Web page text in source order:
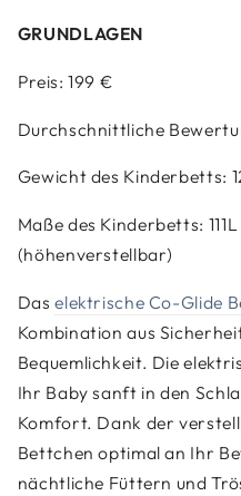
GRUNDLAGEN
Preis: 199 €
Durchschnittliche
Gewicht des Kinderbetts:
Maße des Kinderbetts:
(höhenverstellbar)
Das elektrische Co-Glide
Kombination aus
Bequemlichkeit. Die
Ihr Baby sanft in den
Komfort. Dank der
Bettchen optimal an Ihr
nächtliche Füttern und